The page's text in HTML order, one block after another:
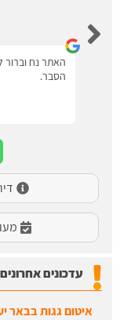
האתר נח וברור
הסבר.
עדכונים אחרונים
איטום גגות בבאר